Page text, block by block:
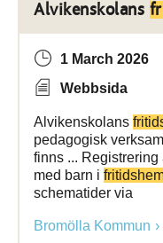
Alvikenskolans
1 March 2026
Webbsida
Alvikenskolans
pedagogisk
finns ...
med barn i
schematider via
Bromölla Kommun